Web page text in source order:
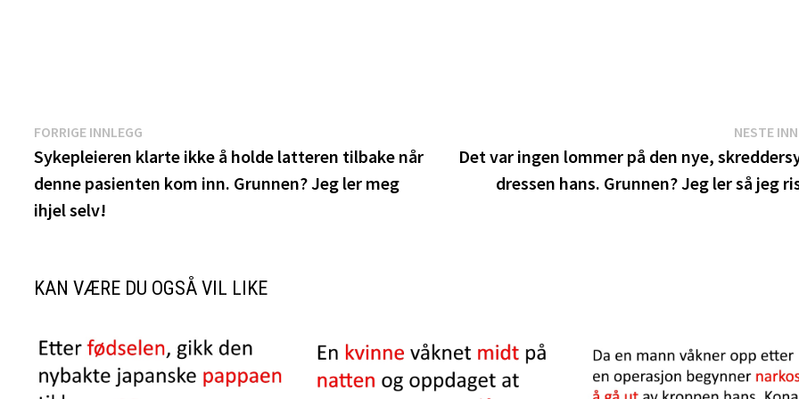
Innleggsnavigasjon
FORRIGE INNLEGG
innlegg:
Sykepleieren klarte ikke å holde latteren tilbake når
denne pasienten kom inn. Grunnen? Jeg ler meg
ihjel selv!
NESTE
Det var ingen lommer på den nye,
dressen hans. Grunnen? Jeg ler så jeg
KAN VÆRE DU OGSÅ VIL LIKE